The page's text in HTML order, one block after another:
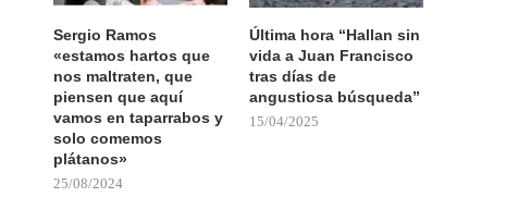
Sergio Ramos
«estamos hartos que
nos maltraten, que
piensen que aquí
vamos en taparrabos y
solo comemos
plátanos»
25/08/2024
Última hora “Hallan sin
vida a Juan Francisco
tras días de
angustiosa búsqueda”
15/04/2025